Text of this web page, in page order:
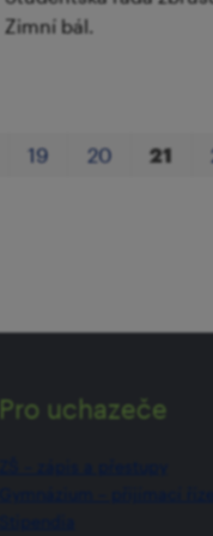
Zimní bál.
19 20 21
Pro uchazeče